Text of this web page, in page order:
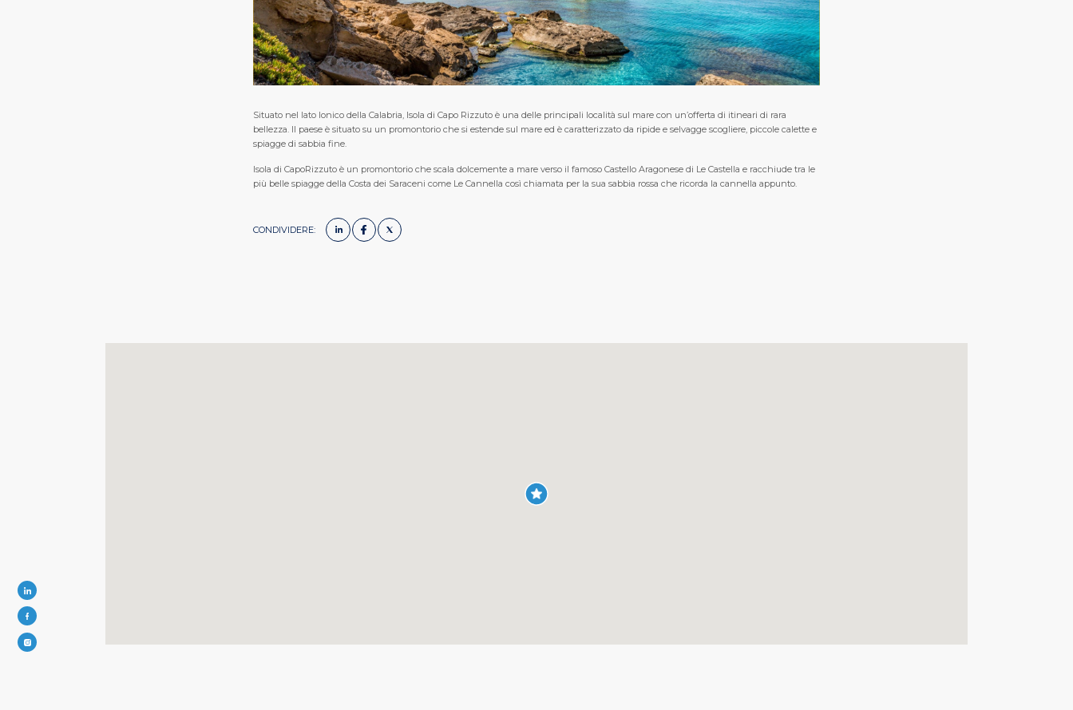
Situato nel lato Ionico della Calabria, Isola di Capo Rizzuto è una delle principali località sul mare con un’offerta di itineari di rara
bellezza. Il paese è situato su un promontorio che si estende sul mare ed è caratterizzato da ripide e selvagge scogliere, piccole calette e
spiagge di sabbia fine.
Isola di CapoRizzuto è un promontorio che scala dolcemente a mare verso il famoso Castello Aragonese di Le Castella e racchiude tra le
più belle spiagge della Costa dei Saraceni come Le Cannella così chiamata per la sua sabbia rossa che ricorda la cannella appunto.
CONDIVIDERE: